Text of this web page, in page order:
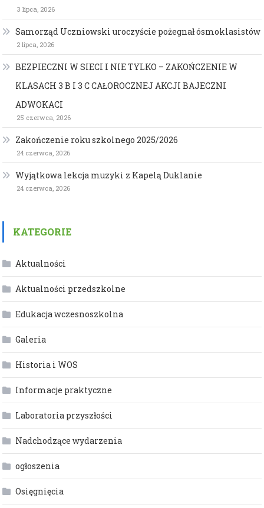
3 lipca, 2026
Samorząd Uczniowski uroczyście pożegnał ósmoklasistów
2 lipca, 2026
BEZPIECZNI W SIECI I NIE TYLKO – ZAKOŃCZENIE W
KLASACH 3 B I 3 C CAŁOROCZNEJ AKCJI BAJECZNI
ADWOKACI
25 czerwca, 2026
Zakończenie roku szkolnego 2025/2026
24 czerwca, 2026
Wyjątkowa lekcja muzyki z Kapelą Duklanie
24 czerwca, 2026
KATEGORIE
Aktualności
Aktualności przedszkolne
Edukacja wczesnoszkolna
Galeria
Historia i WOS
Informacje praktyczne
Laboratoria przyszłości
Nadchodzące wydarzenia
ogłoszenia
Osięgnięcia